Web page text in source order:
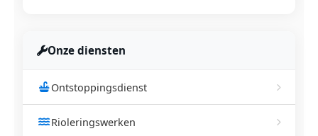
Onze diensten
Ontstoppingsdienst
Rioleringswerken